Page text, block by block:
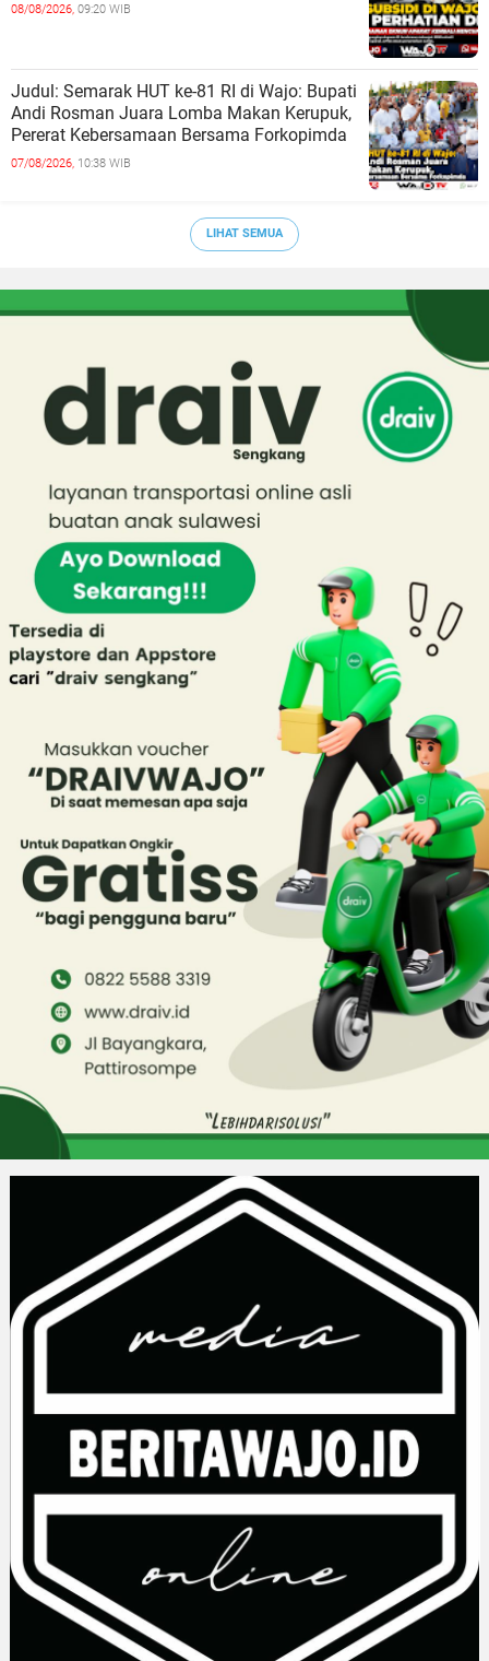
08/08/2026, 09:20 WIB
Judul: Semarak HUT ke-81 RI di Wajo: Bupati
Andi Rosman Juara Lomba Makan Kerupuk,
Pererat Kebersamaan Bersama Forkopimda
07/08/2026, 10:38 WIB
LIHAT SEMUA